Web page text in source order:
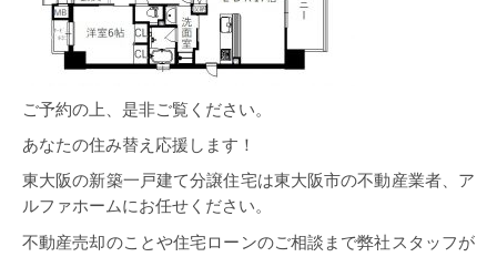
ご予約の上、是非ご覧ください。
あなたの住み替え応援します！
東大阪の新築一戸建て分譲住宅は東大阪市の不動産業者、ア
ルファホームにお任せください。
不動産売却のことや住宅ローンのご相談まで弊社スタッフが